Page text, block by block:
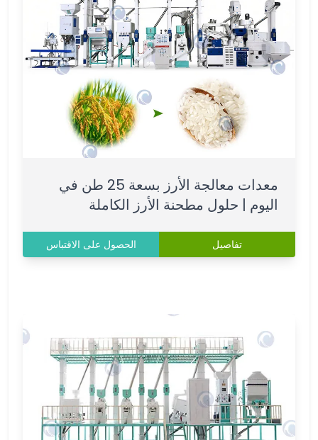
معدات معالجة الأرز بسعة 25 طن في
اليوم | حلول مطحنة الأرز الكاملة
تفاصيل الحصول على الاقتباس